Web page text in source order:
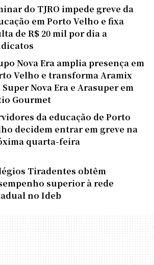
do TJRO impede greve da
em Porto Velho e fixa
de R$ 20 mil por dia a
Nova Era amplia presença em
Velho e transforma Aramix
Super Nova Era e Arasuper em
Gourmet
da educação de Porto
decidem entrar em greve na
quarta-feira
Tiradentes obtêm
superior à rede
no Ideb